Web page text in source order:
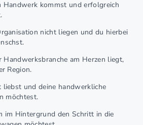
Handwerk kommst und erfolgreich
nicht liegen und du hierbei
am Herzen liegt,
Region.
und deine handwerkliche
möchtest.
im Hintergrund den Schritt in die